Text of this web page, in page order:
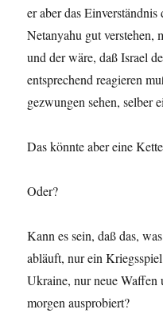
er aber das
Netanyahu gut verstehen,
und der wäre, daß Israel
entsprechend reagieren
gezwungen sehen, selber
Das könnte aber eine
Oder?
Kann es sein, daß das,
abläuft, nur ein
Ukraine, nur neue
morgen ausprobiert?